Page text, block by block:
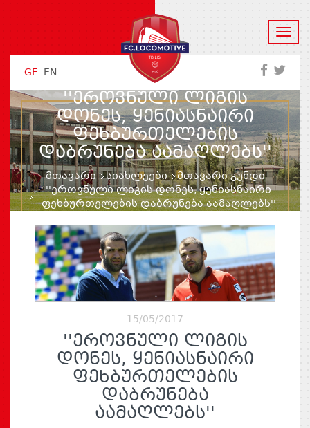
GE EN
''ᲔᲠᲝᲕᲜᲣᲚᲘ ᲚᲘᲒᲘᲡ
ᲓᲝᲜᲔᲡ, ᲧᲔᲜᲘᲐᲡᲜᲐᲘᲠᲘ
ᲤᲔᲮᲑᲣᲠᲗᲔᲚᲔᲑᲘᲡ
ᲓᲐᲑᲠᲣᲜᲔᲑᲐ ᲐᲐᲛᲐᲦᲚᲔᲑᲡ''
მთავარი სიახლეები
მთავარი გუნდი
''ეროვნული ლიგის დონეს, ყენიასნაირი
ფეხბურთელების დაბრუნება აამაღლებს''
15/05/2017
''ᲔᲠᲝᲕᲜᲣᲚᲘ ᲚᲘᲒᲘᲡ
ᲓᲝᲜᲔᲡ, ᲧᲔᲜᲘᲐᲡᲜᲐᲘᲠᲘ
ᲤᲔᲮᲑᲣᲠᲗᲔᲚᲔᲑᲘᲡ
ᲓᲐᲑᲠᲣᲜᲔᲑᲐ
ᲐᲐᲛᲐᲦᲚᲔᲑᲡ''